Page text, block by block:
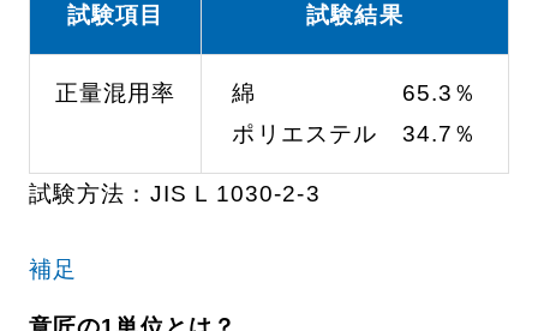
試験項目 試験結果
正量混用率
綿 65.3％
ポリエステル 34.7％
試験方法：JIS L 1030-2-3
補足